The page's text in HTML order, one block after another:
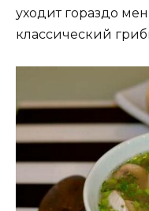
уходит гораздо
классический